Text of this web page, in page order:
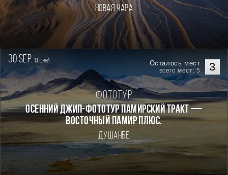
Новая Чара
30 sep. 13 дней 3
Осталось мест
всего мест: 5
Фототур
Осенний джип-фототур Памирский Тракт —
Восточный Памир плюс.
Душанбе